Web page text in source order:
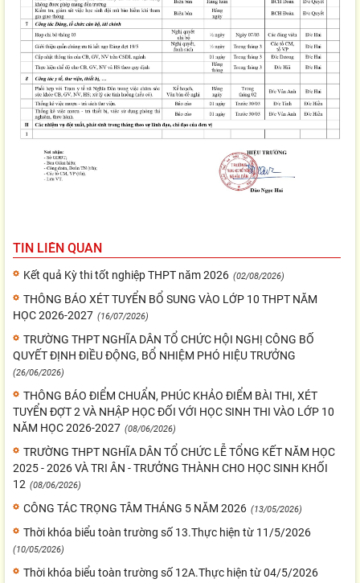
TIN LIÊN QUAN
Kết quả Kỳ thi tốt nghiệp THPT năm 2026 (02/08/2026)
THÔNG BÁO XÉT TUYỂN BỔ SUNG VÀO LỚP 10 THPT NĂM
HỌC 2026-2027 (16/07/2026)
TRƯỜNG THPT NGHĨA DÂN TỔ CHỨC HỘI NGHỊ CÔNG BỐ
QUYẾT ĐỊNH ĐIỀU ĐỘNG, BỔ NHIỆM PHÓ HIỆU TRƯỞNG
(26/06/2026)
THÔNG BÁO ĐIỂM CHUẨN, PHÚC KHẢO ĐIỂM BÀI THI, XÉT
TUYỂN ĐỢT 2 VÀ NHẬP HỌC ĐỐI VỚI HỌC SINH THI VÀO LỚP 10
NĂM HỌC 2026-2027 (08/06/2026)
TRƯỜNG THPT NGHĨA DÂN TỔ CHỨC LỄ TỔNG KẾT NĂM HỌC
2025 - 2026 VÀ TRI ÂN - TRƯỞNG THÀNH CHO HỌC SINH KHỐI
12 (08/06/2026)
CÔNG TÁC TRỌNG TÂM THÁNG 5 NĂM 2026 (13/05/2026)
Thời khóa biểu toàn trường số 13.Thực hiện từ 11/5/2026
(10/05/2026)
Thời khóa biểu toàn trường số 12A.Thực hiện từ 04/5/2026